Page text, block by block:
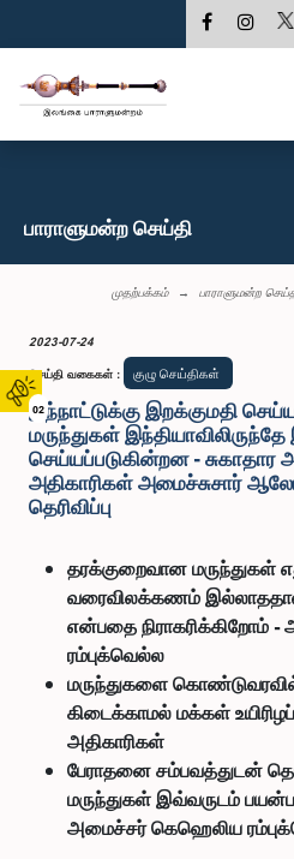
02
பாராளுமன்ற செய்தி
முதற்பக்கம் பாராளுமன்ற
2023-07-24
செய்தி வகைகள் : குழு செய்திகள்
இந்நாட்டுக்கு இறக்குமதி
மருந்துகள்
செய்யப்படுகின்றன - சுகாதார
அதிகாரிகள் அமைச்சுசார்
தெரிவிப்பு
தரக்குறைவான மருந்துகள்
வரைவிலக்கணம்
என்பதை நிராகரிக்கிறோம்
ரம்புக்வெல்ல
மருந்துகளை
கிடைக்காமல் மக்கள்
அதிகாரிகள்
பேராதனை சம்பவத்துடன்
மருந்துகள் இவ்வருடம்
அமைச்சர் கெஹெலிய